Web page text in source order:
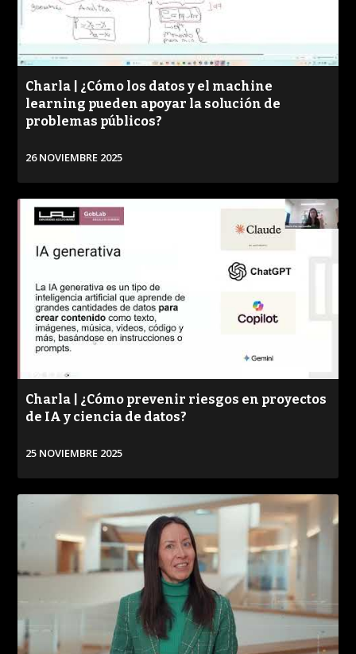
Charla | ¿Cómo los datos y el machine
learning pueden apoyar la solución de
problemas públicos?
26 NOVIEMBRE 2025
VER
Charla | ¿Cómo prevenir riesgos en proyectos
de IA y ciencia de datos?
25 NOVIEMBRE 2025
VER